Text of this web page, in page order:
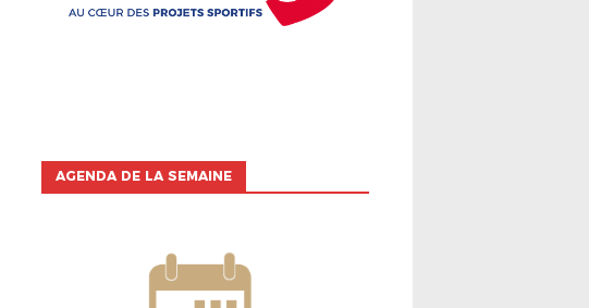
AGENDA DE LA SEMAINE